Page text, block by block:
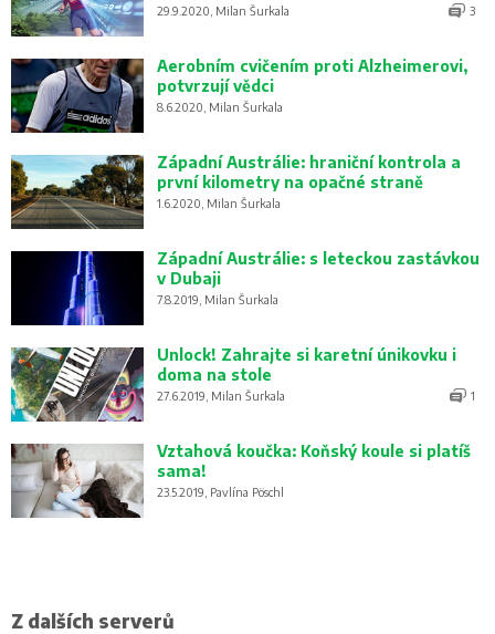
29.9.2020, Milan Šurkala 3
Aerobním cvičením proti Alzheimerovi,
potvrzují vědci
8.6.2020, Milan Šurkala
Západní Austrálie: hraniční kontrola a
první kilometry na opačné straně
1.6.2020, Milan Šurkala
Západní Austrálie: s leteckou zastávkou
v Dubaji
7.8.2019, Milan Šurkala
Unlock! Zahrajte si karetní únikovku i
doma na stole
27.6.2019, Milan Šurkala 1
Vztahová koučka: Koňský koule si platíš
sama!
23.5.2019, Pavlína Pöschl
Z dalších serverů